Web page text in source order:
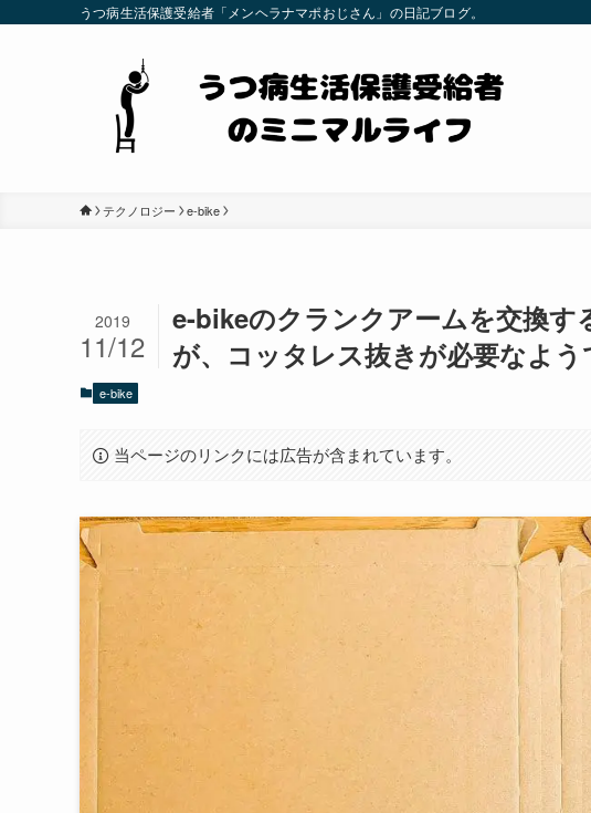
うつ病生活保護受給者「メンヘラナマポおじさん」の日記ブログ。
テクノロジー e-bike
e-bikeのクランクアームを交換す
が、コッタレス抜きが必要なよう
2019
11/12
e-bike
当ページのリンクには広告が含まれています。